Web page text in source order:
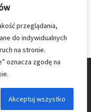
przeglądania,
do indywidualnych
na stronie.
oznacza zgodę na
Akceptuj wszystko
DO LISTY
W SPRZEDAŻY
prawa zastrzezone